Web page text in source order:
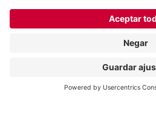
Calle 2 sur#
25-217 Medellín
+57 300 87 73 858